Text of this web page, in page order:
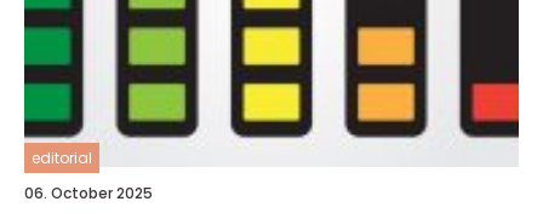
editorial
06. October 2025